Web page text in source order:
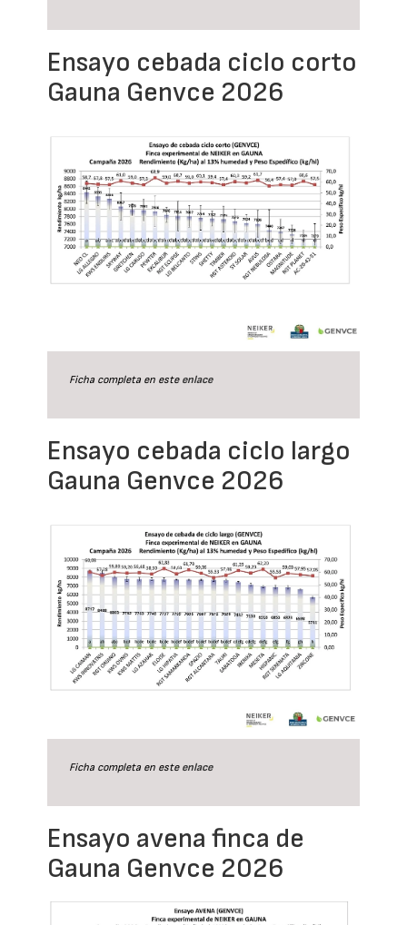
Ensayo cebada ciclo corto
Gauna Genvce 2026
Ficha completa en este enlace
Ensayo cebada ciclo largo
Gauna Genvce 2026
Ficha completa en este enlace
Ensayo avena finca de
Gauna Genvce 2026